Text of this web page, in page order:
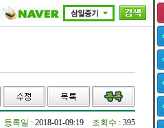
등록일 : 2018-01-09:19 조회수 : 395